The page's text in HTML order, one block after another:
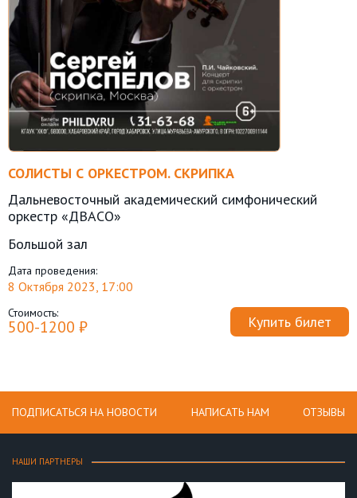
СОЛИСТЫ С ОРКЕСТРОМ. СКРИПКА
Дальневосточный академический симфонический
оркестр «ДВАСО»
Большой зал
Дата проведения:
8 Октября 2023, 17:00
Стоимость:
500-1200 ₽ Купить билет
ПОДПИСАТЬСЯ НА НОВОСТИ НАПИСАТЬ НАМ ОТЗЫВЫ
НАШИ ПАРТНЕРЫ